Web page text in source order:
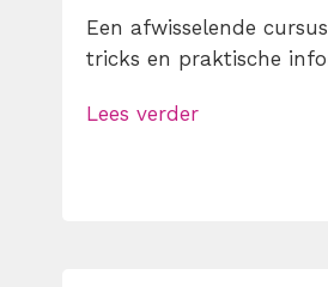
Een afwisselende
tricks en praktische
Lees verder